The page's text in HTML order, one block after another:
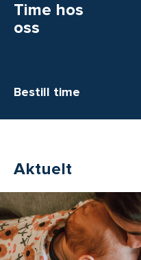
Time hos
oss
Bestill time
Aktuelt